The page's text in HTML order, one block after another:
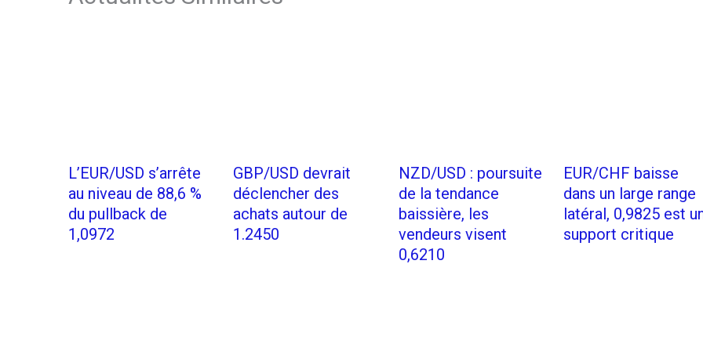
L’EUR/USD s’arrête
au niveau de 88,6 %
du pullback de
1,0972
GBP/USD devrait
déclencher des
achats autour de
1.2450
NZD/USD : poursuite
de la tendance
baissière, les
vendeurs visent
0,6210
EUR/CHF baisse
dans un large range
latéral, 0,9825 est
support critique